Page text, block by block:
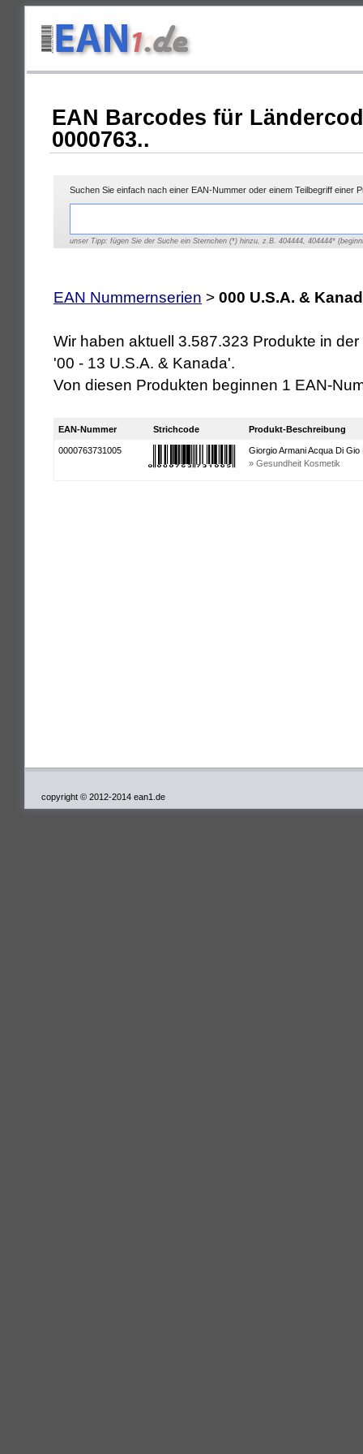
EAN Barcodes für
0000763..
Suchen Sie einfach nach einer EAN-Nummer oder einem Teilbegriff einer
unser Tipp: fügen Sie der Suche ein Sternchen (*) hinzu, z.B. 404444, 404444*
EAN Nummernserien > 000 U.S.A. &
Wir haben aktuell 3.587.323 Produkte in
'00 - 13 U.S.A. & Kanada'.
Von diesen Produkten beginnen 1 EAN-
EAN-Nummer Strichcode Produkt-Beschreibung
0000763731005
Giorgio Armani Acqua Di
» Gesundheit Kosmetik
copyright © 2012-2014 ean1.de